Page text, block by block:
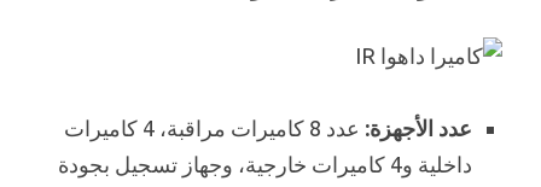
عدد الأجهزة:
عدد 8 كاميرات مراقبة، 4 كاميرات
داخلية و4 كاميرات خارجية، وجهاز تسجيل بجودة